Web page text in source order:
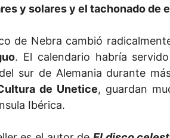
y solares y el tachonado de
de Nebra cambió
. El calendario habría
sur de Alemania durante
de Unetice, guardan
Ibérica.